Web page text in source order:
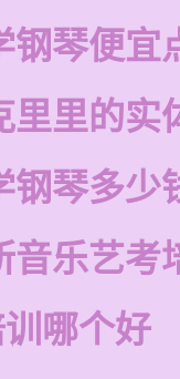
钢琴便宜
里里的实
钢琴多少
音乐艺考
哪个好